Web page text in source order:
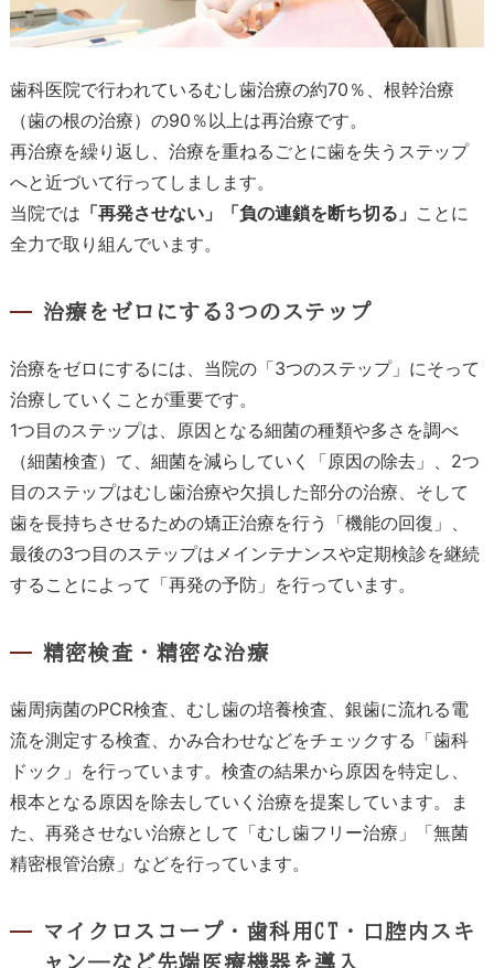
歯科医院で行われているむし歯治療の約70％、根幹治療
（歯の根の治療）の90％以上は再治療です。
再治療を繰り返し、治療を重ねるごとに歯を失うステップ
へと近づいて行ってしまします。
当院では 「再発させない」「負の連鎖を断ち切る」 ことに
全力で取り組んでいます。
治療をゼロにする3つのステップ
治療をゼロにするには、当院の「3つのステップ」にそって
治療していくことが重要です。
1つ目のステップは、原因となる細菌の種類や多さを調べ
（細菌検査）て、細菌を減らしていく「原因の除去」、2つ
目のステップはむし歯治療や欠損した部分の治療、そして
歯を長持ちさせるための矯正治療を行う「機能の回復」、
最後の3つ目のステップはメインテナンスや定期検診を継続
することによって「再発の予防」を行っています。
精密検査・精密な治療
歯周病菌のPCR検査、むし歯の培養検査、銀歯に流れる電
流を測定する検査、かみ合わせなどをチェックする「歯科
ドック」を行っています。検査の結果から原因を特定し、
根本となる原因を除去していく治療を提案しています。ま
た、再発させない治療として「むし歯フリー治療」「無菌
精密根管治療」などを行っています。
マイクロスコープ・歯科用CT・口腔内スキ
ャン―など先端医療機器を導入